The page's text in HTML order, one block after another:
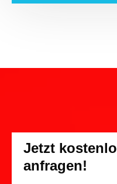
Jetzt
anfragen!